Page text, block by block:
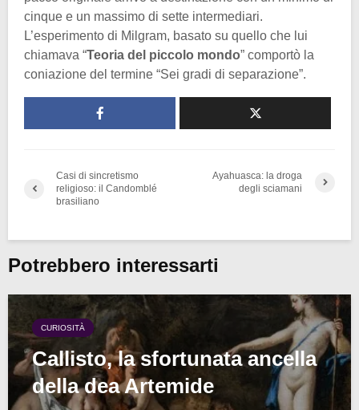
cinque e un massimo di sette intermediari.
L’esperimento di Milgram, basato su quello che lui
chiamava “Teoria del piccolo mondo” comportò la
coniazione del termine “Sei gradi di separazione”.
Casi di sincretismo
religioso: il Candomblé
brasiliano
Ayahuasca: la droga
degli sciamani
Potrebbero interessarti
CURIOSITÀ
Callisto, la sfortunata ancella
della dea Artemide